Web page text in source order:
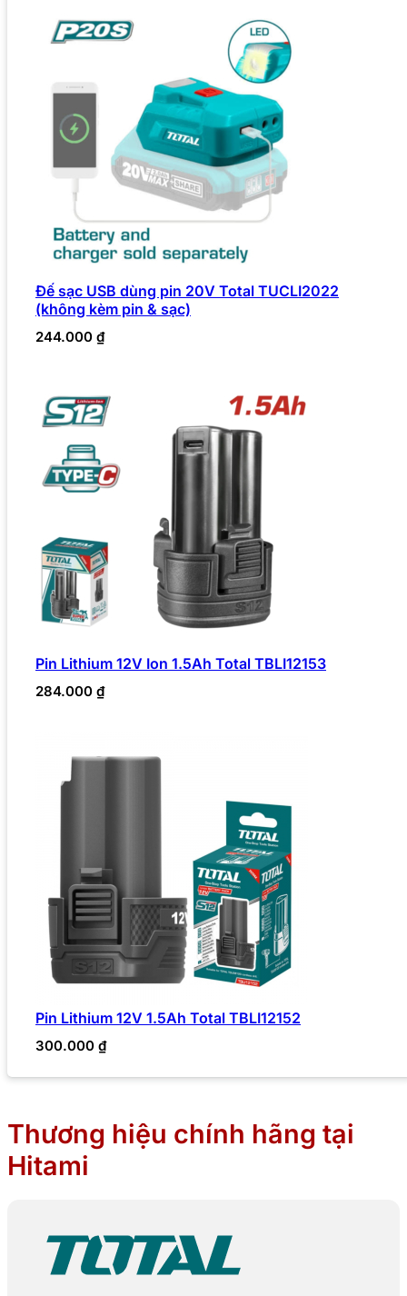
Đế sạc USB dùng pin 20V Total TUCLI2022
(không kèm pin & sạc)
244.000 ₫
Pin Lithium 12V Ion 1.5Ah Total TBLI12153
284.000 ₫
Pin Lithium 12V 1.5Ah Total TBLI12152
300.000 ₫
Thương hiệu chính hãng tại
Hitami